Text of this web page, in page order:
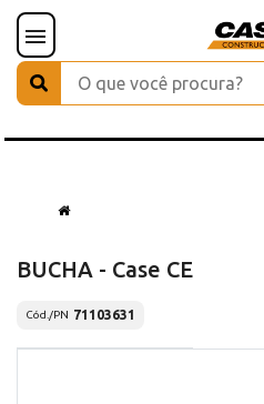
BUCHA - Case CE
Cód./PN 71103631